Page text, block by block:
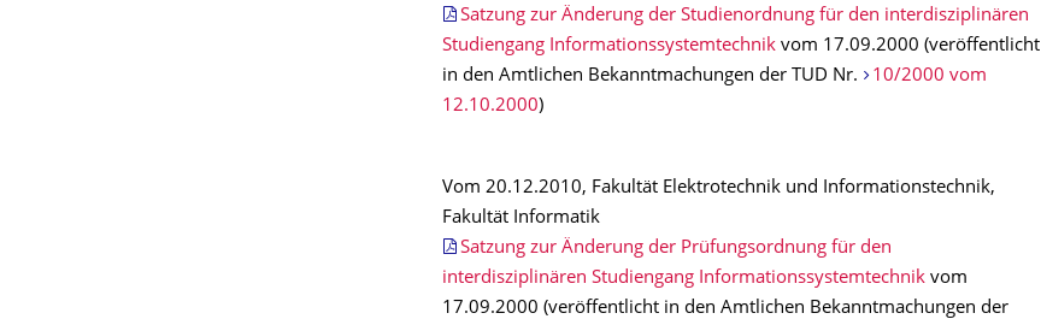
Satzung zur Änderung der Studienordnung für den interdisziplinären
Studiengang Informationssystemtechnik vom 17.09.2000 (veröffentlicht
in den Amtlichen Bekanntmachungen der TUD Nr.
10/2000 vom
12.10.2000)
Vom 20.12.2010, Fakultät Elektrotechnik und Informationstechnik,
Fakultät Informatik
Satzung zur Änderung der Prüfungsordnung für den
interdisziplinären Studiengang Informationssystemtechnik vom
17.09.2000 (veröffentlicht in den Amtlichen Bekanntmachungen der